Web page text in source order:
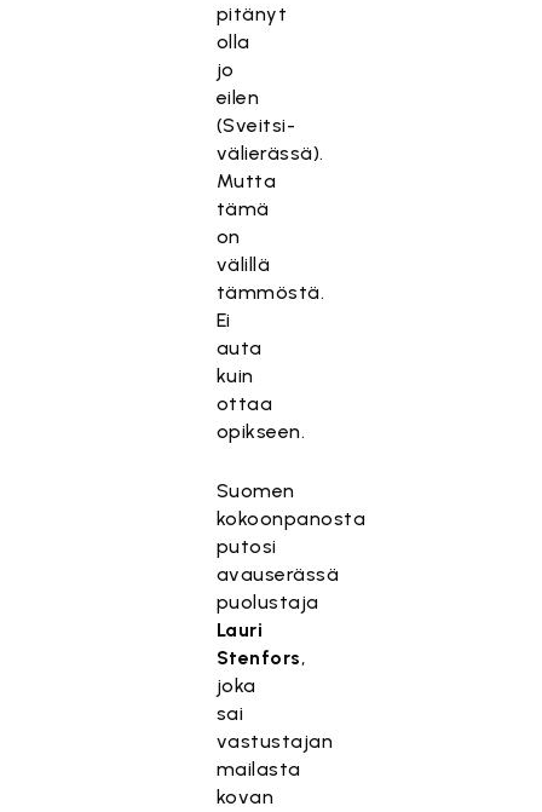
pitänyt
olla
jo
eilen
(Sveitsi-
välierässä).
Mutta
tämä
on
välillä
tämmöstä.
Ei
auta
kuin
ottaa
opikseen.
Suomen
kokoonpanosta
putosi
avauserässä
puolustaja
Lauri
Stenfors,
joka
sai
vastustajan
mailasta
kovan